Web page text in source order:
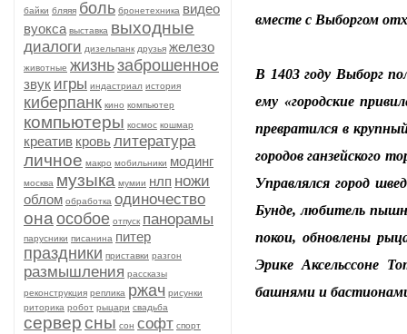
байки бляяя боль бронетехника видео
вуокса выставка выходные
диалоги дизельпанк друзья железо
животные жизньзаброшенное
звук игры индастриал история
киберпанк кино компьютер
компьютеры космос кошмар
креатив кровьлитература
личное макро мобильники модинг
москва музыка мумии нлп ножи
облом обработка одиночество
она особое отпуск панорамы
парусники писанина питер
праздники приставки разгон
размышления рассказы
реконструкция реплика ржач рисунки
риторика робот рыцари свадьба
серверсны сон софт спорт
вместе с Выборгом
В 1403 году Выборг
ему «городские
превратился в
городов ганзейского
Управлялся город
Бунде, любитель
покои, обновлены
Эрике Аксельссоне
башнями и